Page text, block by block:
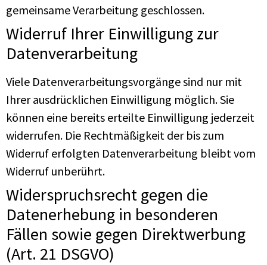
gemeinsame Verarbeitung geschlossen.
Widerruf Ihrer Einwilligung zur
Datenverarbeitung
Viele Datenverarbeitungsvorgänge sind nur mit
Ihrer ausdrücklichen Einwilligung möglich. Sie
können eine bereits erteilte Einwilligung jederzeit
widerrufen. Die Rechtmäßigkeit der bis zum
Widerruf erfolgten Datenverarbeitung bleibt vom
Widerruf unberührt.
Widerspruchsrecht gegen die
Datenerhebung in besonderen
Fällen sowie gegen Direktwerbung
(Art. 21 DSGVO)